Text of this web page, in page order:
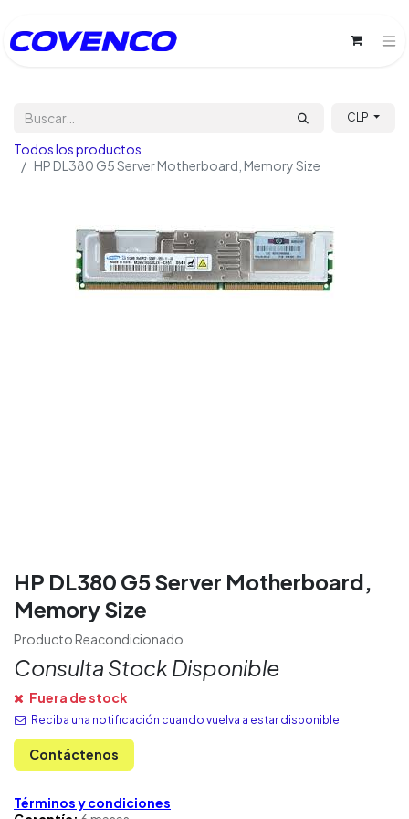
CLP
Todos los productos
HP DL380 G5 Server Motherboard, Memory Size
HP DL380 G5 Server Motherboard,
Memory Size
Producto Reacondicionado
Consulta Stock Disponible
Fuera de stock
Reciba una notificación cuando vuelva a estar disponible
Contáctenos
Términos y condiciones